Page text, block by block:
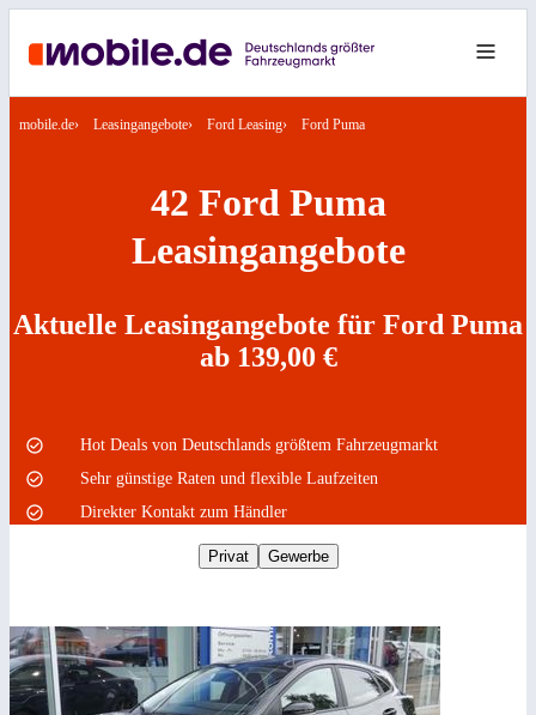
mobile.de Leasingangebote Ford Leasing Ford Puma
42 Ford Puma
Leasingangebote
Aktuelle Leasingangebote für Ford Puma
ab 139,00 €
Hot Deals von Deutschlands größtem Fahrzeugmarkt
Sehr günstige Raten und flexible Laufzeiten
Direkter Kontakt zum Händler
Privat Gewerbe